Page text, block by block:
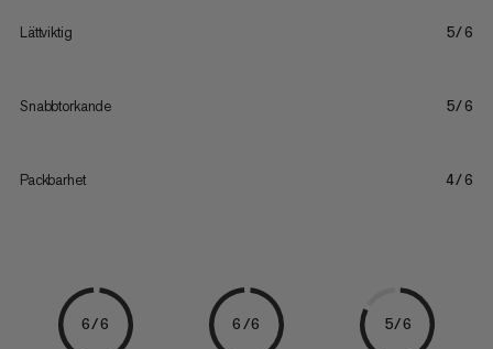
Lättviktig 5/6
Snabbtorkande 5/6
Packbarhet 4/6
6/6 6/6 5/6